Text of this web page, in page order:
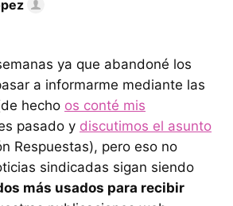
ya que abandoné los
a informarme mediante las
hecho os conté mis
pasado y discutimos el asunto
Respuestas), pero eso no
sindicadas sigan siendo
más usados para recibir